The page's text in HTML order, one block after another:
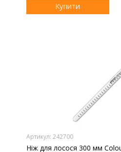
Купити
242700
Ніж для лосося 300 мм